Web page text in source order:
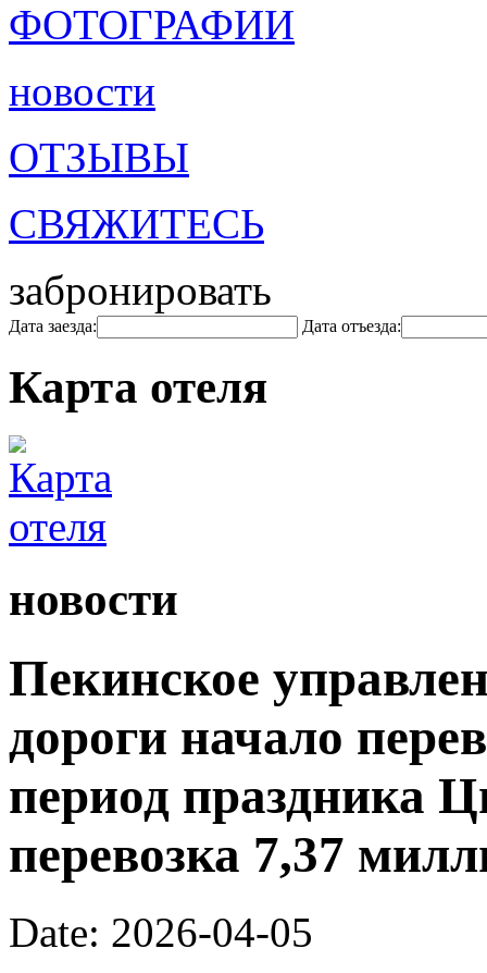
ФОТОГРАФИИ
новости
ОТЗЫВЫ
СВЯЖИТЕСЬ
забронировать
Дата заезда: Дата отъезда:
Карта отеля
новости
Пекинское
дороги начало
период праздника
перевозка 7,37
Date: 2026-04-05